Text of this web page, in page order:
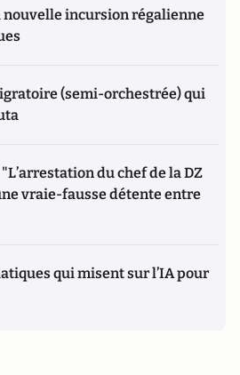
nouvelle incursion régalienne
(semi-orchestrée) qui
du chef de la DZ
vraie-fausse détente entre
qui misent sur l’IA pour